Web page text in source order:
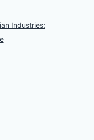
Industries: